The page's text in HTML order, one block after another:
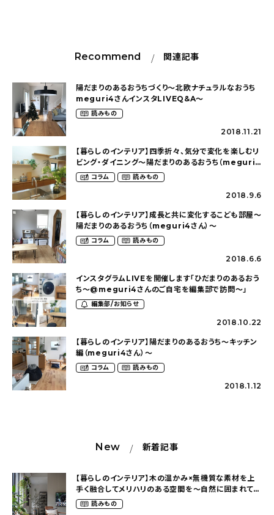
Recommend 関連記事
陽だまりのあるおうちづくり〜北欧ナチュラルなおうち
meguri4さんインスタLIVEQ&A〜
読みもの
2018.11.21
【暮らしのインテリア】四季折々、気分で変化を楽しむリ
ビング・ダイニング〜陽だまりのあるおうち（meguri4
さん）〜
コラム 読みもの
2018.9.6
【暮らしのインテリア】成長と共に変化するこども部屋〜
陽だまりのあるおうち（meguri4さん）〜
コラム 読みもの
2018.6.6
インスタグラムLIVEを開催します「ひだまりのあるおう
ち〜@meguri4さんのご自宅を編集部で訪問〜」
編集部/お知らせ
2018.10.22
【暮らしのインテリア】陽だまりのあるおうち〜キッチン
編（meguri4さん）〜
コラム 読みもの
2018.1.12
New 新着記事
【暮らしのインテリア】木の温かみ×無機質な素材を上
手く融合してメリハリのある空間を〜自然に囲まれて暮
らす（ki_no_ieさん）
読みもの